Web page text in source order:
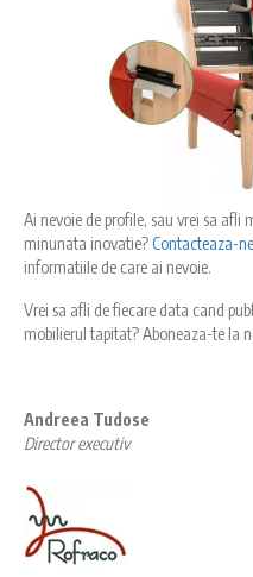
Ai nevoie de profile, sau vrei sa afli
minunata inovatie?Contacteaza-ne
informatiile de care ai nevoie.
Vrei sa afli de fiecare data cand
mobilierul tapitat? Aboneaza-te la
Andreea Tudose
Director executiv